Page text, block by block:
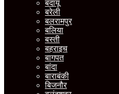
बदायूं
बरेली
बलरामपुर
बलिया
बस्ती
बहराइच
बागपत
बांदा
बाराबंकी
बिजनौर